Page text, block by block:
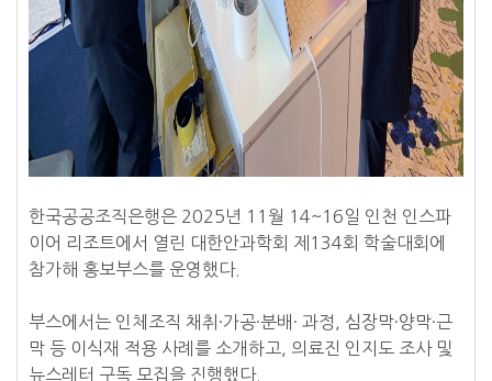
한국공공조직은행은 2025년 11월 14~16일 인천 인스파
이어 리조트에서 열린 대한안과학회 제134회 학술대회에
참가해 홍보부스를 운영했다.
부스에서는 인체조직 채취·가공·분배· 과정, 심장막·양막·근
막 등 이식재 적용 사례를 소개하고, 의료진 인지도 조사 및
뉴스레터 구독 모집을 진행했다.